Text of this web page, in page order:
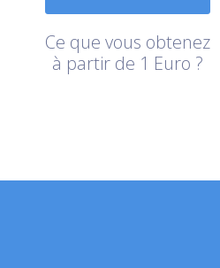
Ce que vous obtenez
à partir de 1 Euro ?